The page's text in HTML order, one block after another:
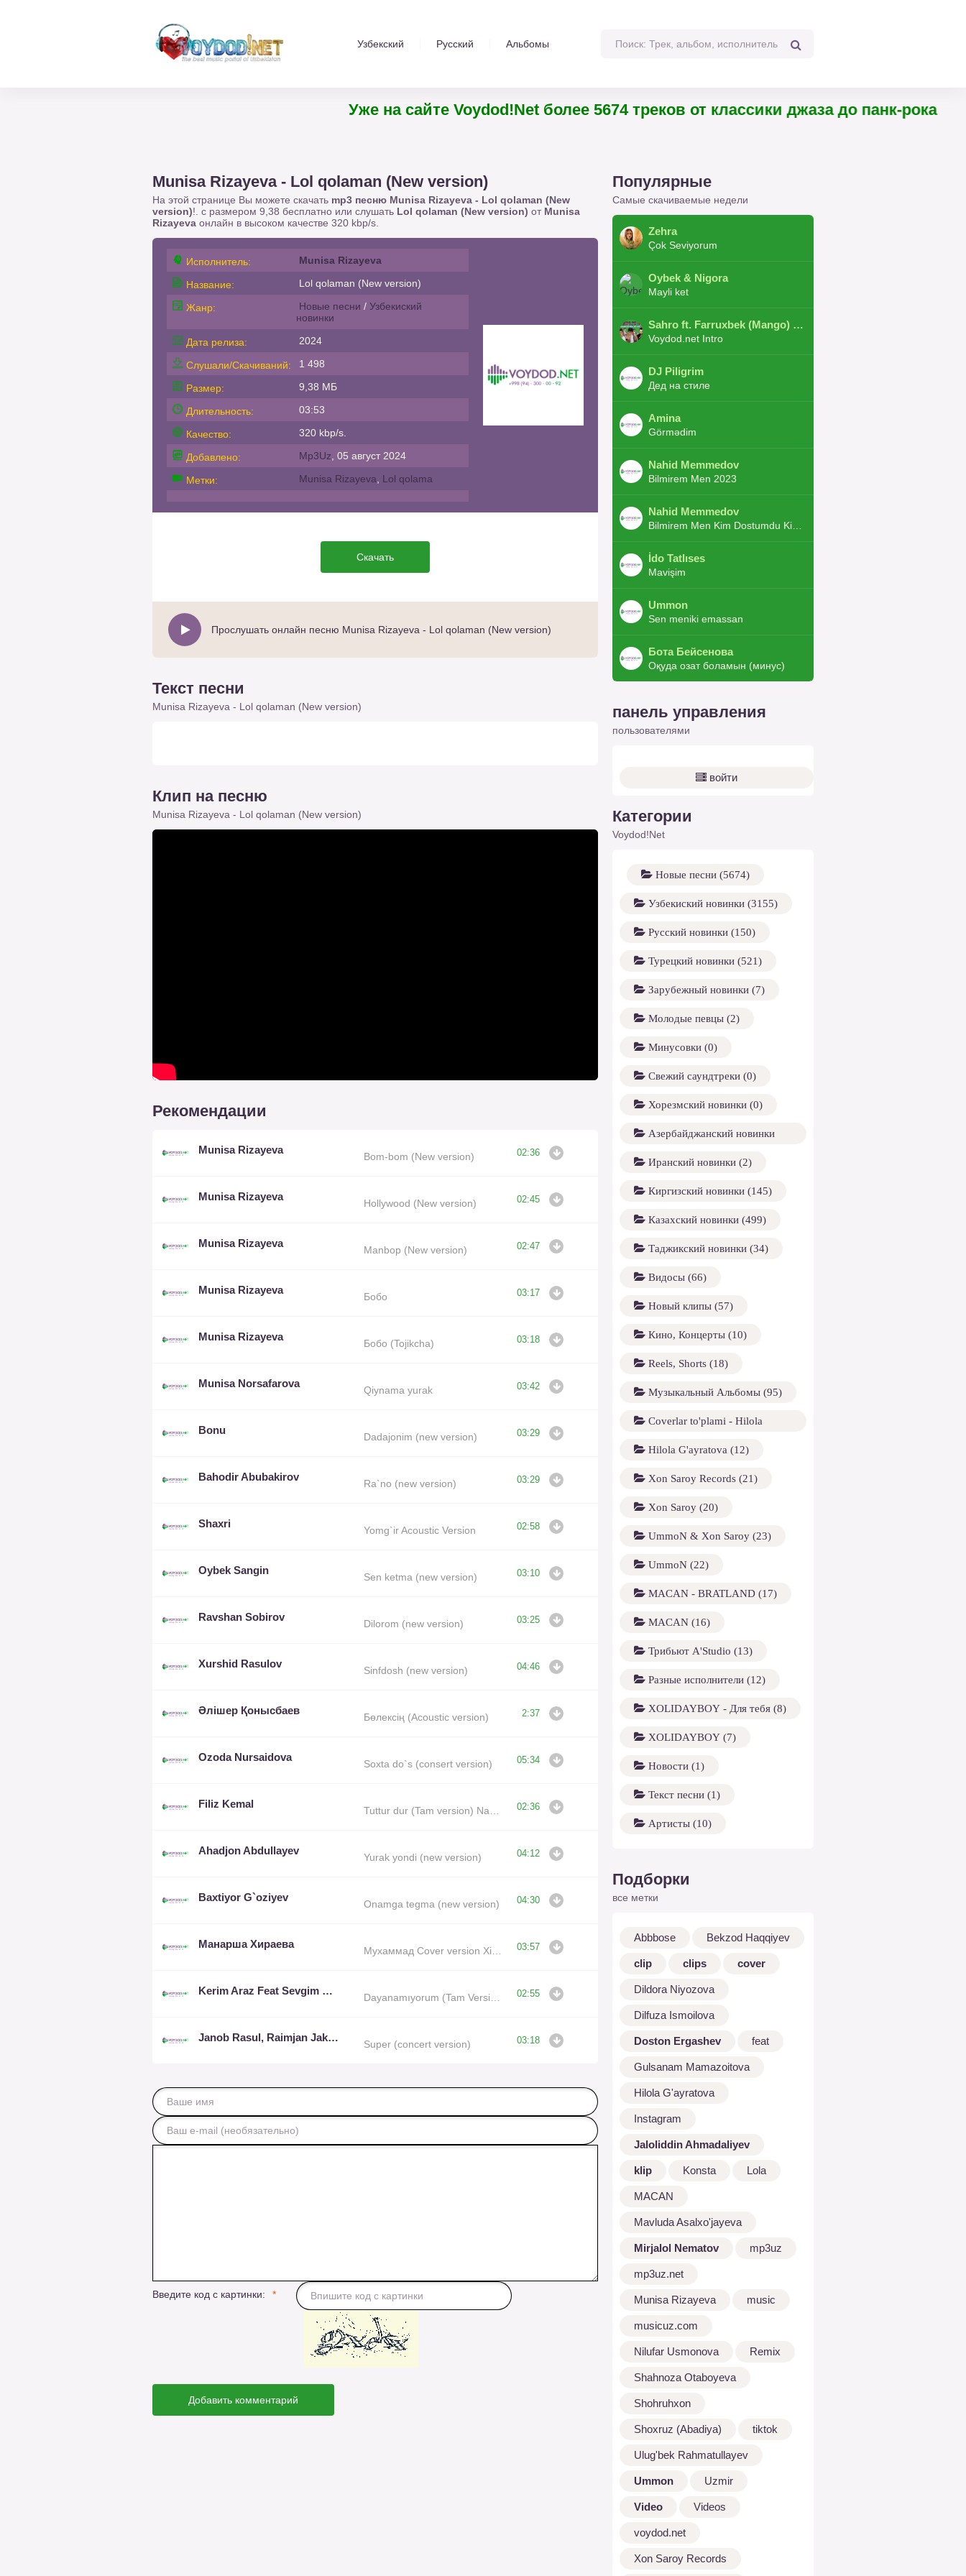
Узбекский Русский Альбомы
Уже на сайте Voydod!Net более 5674 треков от классики джаза до панк-рока
Munisa Rizayeva - Lol qolaman (New version)
На этой странице Вы можете скачать mp3 песню Munisa Rizayeva - Lol qolaman (New
version)!. с размером 9,38 бесплатно или слушать Lol qolaman (New version) от Munisa
Rizayeva онлайн в высоком качестве 320 kbp/s.
Исполнитель: Munisa Rizayeva
Название: Lol qolaman (New version)
Жанр: Новые песни / Узбекиский
новинки
Дата релиза: 2024
Слушали/Скачиваний: 1 498
Размер: 9,38 МБ
Длительность: 03:53
Качество: 320 kbp/s.
Добавлено: Mp3Uz , 05 август 2024
Метки: Munisa Rizayeva Lol qolama
Скачать
Прослушать онлайн песню Munisa Rizayeva - Lol qolaman (New version)
Текст песни
Munisa Rizayeva - Lol qolaman (New version)
Клип на песню
Munisa Rizayeva - Lol qolaman (New version)
Рекомендации
Munisa Rizayeva
Bom-bom (New version) 02:36
Munisa Rizayeva
Hollywood (New version) 02:45
Munisa Rizayeva
Manbop (New version) 02:47
Munisa Rizayeva
Бобо 03:17
Munisa Rizayeva
Бобо (Tojikcha) 03:18
Munisa Norsafarova
Qiynama yurak 03:42
Bonu
Dadajonim (new version) 03:29
Bahodir Abubakirov
Ra`no (new version) 03:29
Shaxri
Yomg`ir Acoustic Version 02:58
Oybek Sangin
Sen ketma (new version) 03:10
Ravshan Sobirov
Dilorom (new version) 03:25
Xurshid Rasulov
Sinfdosh (new version) 04:46
Әлішер Қонысбаев
Бөлексің (Acoustic version) 2:37
Ozoda Nursaidova
Soxta do`s (consert version) 05:34
Filiz Kemal 02:36
Ahadjon Abdullayev
Yurak yondi (new version) 04:12
Baxtiyor G`oziyev
Onamga tegma (new version) 04:30
Манарша Хираева 03:57
Kerim Araz Feat Sevgim Yılmaz 02:55
Janob Rasul, Raimjan Jakayim
Super (concert version) 03:18
Введите код с картинки:
Добавить комментарий
Популярные
Самые скачиваемые недели
Zehra
Çok Seviyorum
Oybek & Nigora
Mayli ket
Sahro ft. Farruxbek (Mango) ft. Shaxboz ft. Navruz and Zarba ft. DJ.JoHa
Voydod.net Intro
DJ Piligrim
Дед на стиле
Amina
Görmədim
Nahid Memmedov
Bilmirem Men 2023
Nahid Memmedov
İdo Tatlıses
Mavişim
Ummon
Sen meniki emassan
Бота Бейсенова
Оқуда озат боламын (минус)
панель управления
пользователями
войти
Категории
Voydod!Net
Новые песни (5674)
Узбекиский новинки (3155)
Русский новинки (150)
Турецкий новинки (521)
Зарубежный новинки (7)
Молодые певцы (2)
Минусовки (0)
Свежий саундтреки (0)
Хорезмский новинки (0)
Азербайджанский новинки
(1158)
Иранский новинки (2)
Киргизский новинки (145)
Казахский новинки (499)
Таджикский новинки (34)
Видосы (66)
Новый клипы (57)
Кино, Концерты (10)
Reels, Shorts (18)
Музыкальный Альбомы (95)
Coverlar to'plami - Hilola
G'ayratova (13)
Hilola G'ayratova (12)
Xon Saroy Records (21)
Xon Saroy (20)
UmmoN & Xon Saroy (23)
UmmoN (22)
MACAN - BRATLAND (17)
MACAN (16)
Трибьют A'Studio (13)
Разные исполнители (12)
XOLIDAYBOY - Для тебя (8)
XOLIDAYBOY (7)
Новости (1)
Текст песни (1)
Артисты (10)
Подборки
все метки
Abbbose Bekzod Haqqiyev
clip clips cover
Dildora Niyozova
Dilfuza Ismoilova
Doston Ergashev feat
Gulsanam Mamazoitova
Hilola G'ayratova
Instagram
Jaloliddin Ahmadaliyev
klip Konsta Lola
MACAN
Mavluda Asalxo'jayeva
Mirjalol Nematov mp3uz
mp3uz.net
Munisa Rizayeva music
musicuz.com
Nilufar Usmonova Remix
Shahnoza Otaboyeva
Shohruhxon
Shoxruz (Abadiya) tiktok
Ulug'bek Rahmatullayev
Ummon Uzmir
Video Videos
voydod.net
Xon Saroy Records